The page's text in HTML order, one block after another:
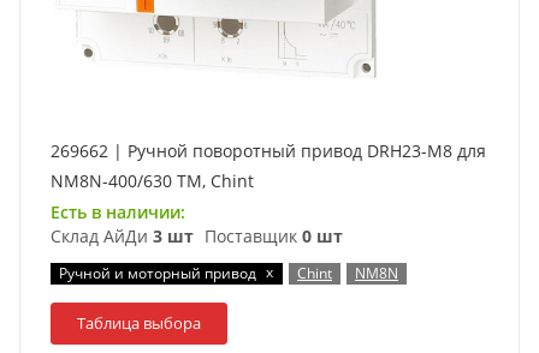
269662 | Ручной поворотный привод DRH23-M8 для
NM8N-400/630 TM, Chint
Есть в наличии:
Склад АйДи 3 шт Поставщик 0 шт
Ручной и моторный привод x Chint NM8N
Таблица выбора